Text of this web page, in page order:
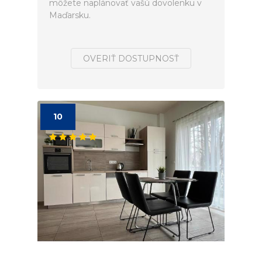
môžete naplánovať vašú dovolenku v
Maďarsku.
OVERIŤ DOSTUPNOSŤ
10